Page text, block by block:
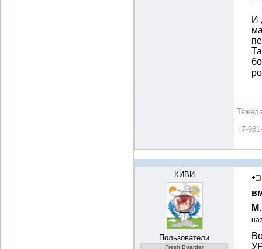
И
+7-
КИВИ
Пользователи
Fresh Boarder